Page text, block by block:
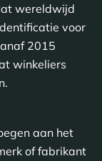
wereldwijd
voor
2015
winkeliers
aan het
of fabrikant